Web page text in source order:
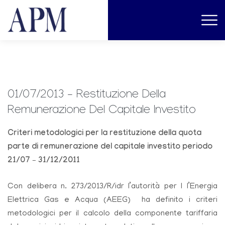
01/07/2013 – Restituzione Della
Remunerazione Del Capitale Investito
Criteri metodologici per la restituzione della quota
parte di remunerazione del capitale investito periodo
21/07 – 31/12/2011
Con delibera n. 273/2013/R/idr l’autorità per l l’Energia
Elettrica Gas e Acqua (AEEG) ha definito i criteri
metodologici per il calcolo della componente tariffaria